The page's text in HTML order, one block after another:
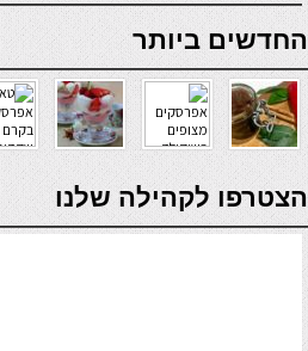
online casino
החדשים ביותר
verde casino
הצטרפו לקהילה שלנו